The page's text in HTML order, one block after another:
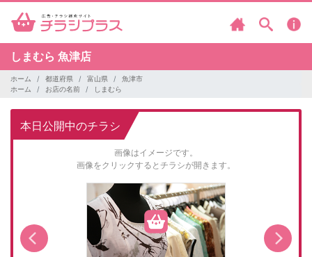
しまむら 魚津店
ホーム 都道府県 富山県
魚津市
ホーム
お店の名前 しまむら
本日公開中のチラシ
画像はイメージです。
画像をクリックするとチラシが開きます。